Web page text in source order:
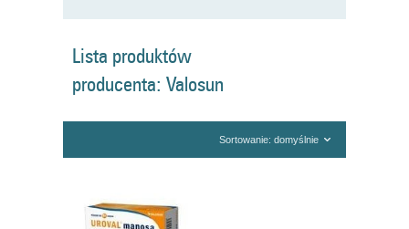
Lista produktów
producenta: Valosun
Sortowanie: domyślnie